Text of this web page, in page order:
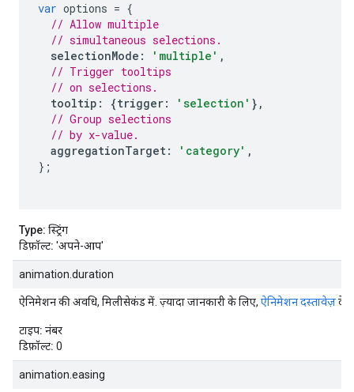
var options = {
// Allow multiple
// simultaneous selections.
selectionMode : 'multiple' ,
// Trigger tooltips
// on selections.
tooltip : {trigger: 'selection' },
// Group selections
// by x-value.
aggregationTarget: 'category' ,
};
Type: स्ट्रिंग
डिफ़ॉल्ट: 'अपने-आप'
animation.duration
ऐनिमेशन की अवधि, मिलीसेकंड में. ज़्यादा जानकारी के लिए, ऐनिमेशन दस्तावेज़
टाइप: नंबर
डिफ़ॉल्ट: 0
animation.easing